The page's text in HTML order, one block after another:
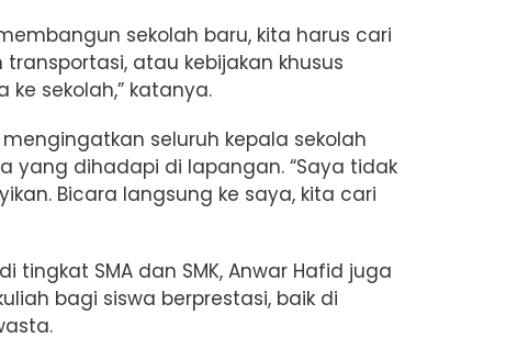
sekolah baru, kita harus cari
atau kebijakan khusus
sekolah,” katanya.
seluruh kepala sekolah
yang dihadapi di lapangan. “Saya tidak
Bicara langsung ke saya, kita cari
SMA dan SMK, Anwar Hafid juga
bagi siswa berprestasi, baik di